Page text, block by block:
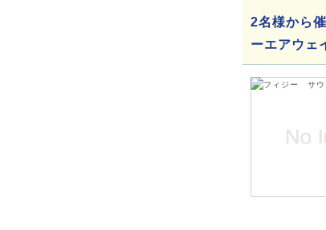
2名様から
ーエアウェ